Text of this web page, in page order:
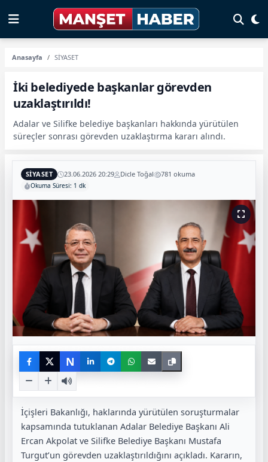
Anasayfa SİYASET
İki belediyede başkanlar görevden
uzaklaştırıldı!
Adalar ve Silifke belediye başkanları hakkında yürütülen
süreçler sonrası görevden uzaklaştırma kararı alındı.
SİYASET 23.06.2026 20:29 Dicle Toğal 781 okuma
Okuma Süresi: 1 dk
N
İçişleri Bakanlığı, haklarında yürütülen soruşturmalar
kapsamında tutuklanan Adalar Belediye Başkanı Ali
Ercan Akpolat ve Silifke Belediye Başkanı Mustafa
Turgut’un görevden uzaklaştırıldığını açıkladı. Kararın,